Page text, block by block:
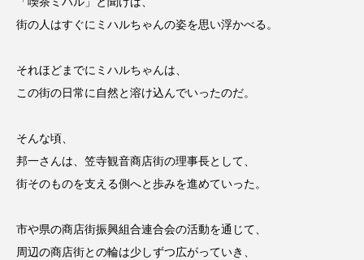
街の人はすぐにミハルちゃんの姿を思い浮かべる。
それほどまでにミハルちゃんは、
この街の日常に自然と溶け込んでいったのだ。
そんな頃、
邦一さんは、笠寺観音商店街の理事長として、
街そのものを支える側へと歩みを進めていった。
市や県の商店街振興組合連合会の活動を通じて、
周辺の商店街との輪は少しずつ広がっていき、